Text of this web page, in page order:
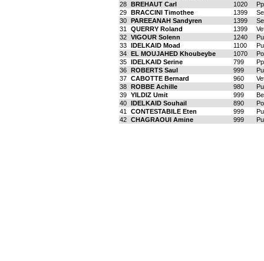
28
BREHAUT Carl 1020
29
BRACCINI Timothee 1399
30
PAREEANAH Sandyren 1399
31
QUERRY Roland 1399
32
VIGOUR Solenn 1240
33
IDELKAID Moad 1100
34
EL MOUJAHED Khoubeybe 1070
35
IDELKAID Serine 799
36
ROBERTS Saul 999
37
CABOTTE Bernard 960
38
ROBBE Achille 980
39
YILDIZ Umit 999
40
IDELKAID Souhail 890
41
CONTESTABILE Eten 999
42
CHAGRAOUI Amine 999